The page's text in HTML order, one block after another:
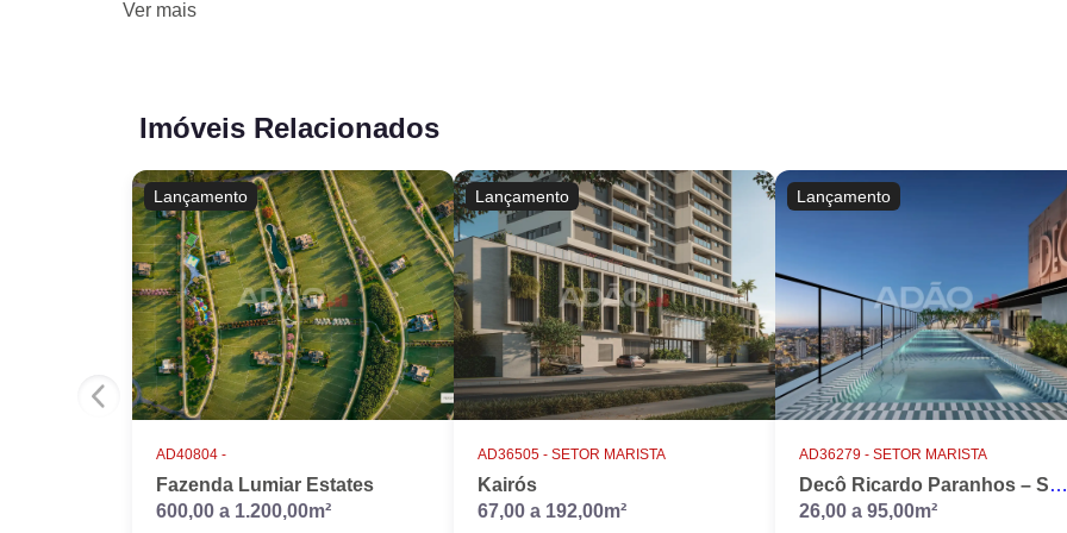
Ver mais
Imóveis Relacionados
Lançamento
AD40804 -
Fazenda Lumiar Estates
600,00 a 1.200,00m²
Lançamento
AD36505 - SETOR MARISTA
Kairós
67,00 a 192,00m²
Lançamento
AD36279 - SETOR MARISTA
Decô Ricardo Paranhos – Studios e Apartamentos no Setor Marista, Goiânia
26,00 a 95,00m²